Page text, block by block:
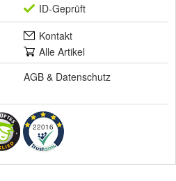
ID-Geprüft
Kontakt
Alle Artikel
AGB & Datenschutz
22016